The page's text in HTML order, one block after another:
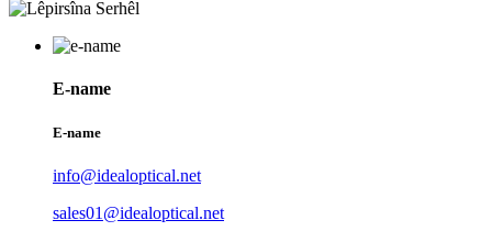
E-name
E-name
info@idealoptical.net
sales01@idealoptical.net